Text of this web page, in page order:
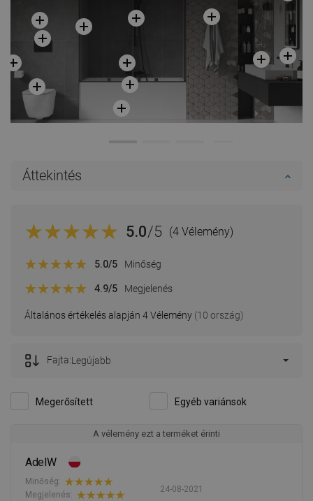
Áttekintés
5.0/5 (4 Vélemény)
Általános értékelés alapján 4 Vélemény (10 ország)
5.0/5 Minőség
4.9/5 Megjelenés
Megerősített Egyéb variánsok
Fajta:Legújabb
A vélemény ezt a terméket érinti
AdelW
24-08-2021
Minőség:
Megjelenés: